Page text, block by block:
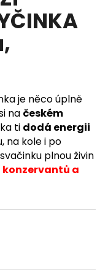
je něco úplně
na českém
ti dodá energii
na kole i po
plnou živin
konzervantů a